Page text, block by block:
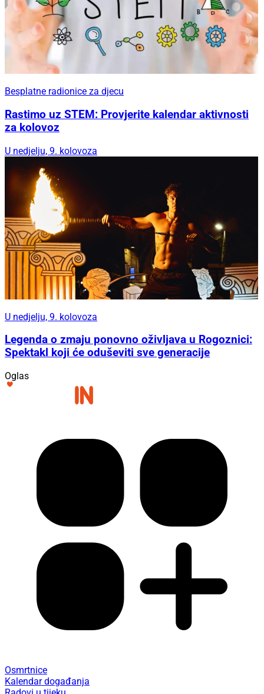
Besplatne radionice za djecu
Rastimo uz STEM: Provjerite kalendar aktivnosti
za kolovoz
U nedjelju, 9. kolovoza
U nedjelju, 9. kolovoza
Legenda o zmaju ponovno oživljava u Rogoznici:
Spektakl koji će oduševiti sve generacije
Oglas
Osmrtnice
Kalendar događanja